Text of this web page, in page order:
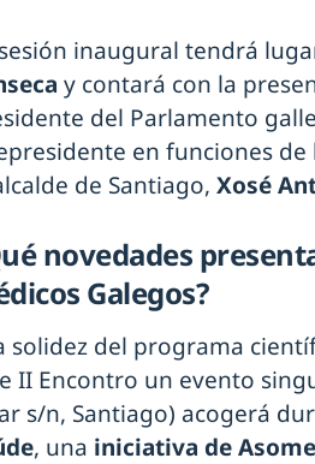
inaugural tendrá
y contará con la
del Parlamento
en funciones de
de Santiago, Xosé
novedades
Galegos?
solidez del programa
II Encontro un evento
s/n, Santiago) acogerá
, una iniciativa de